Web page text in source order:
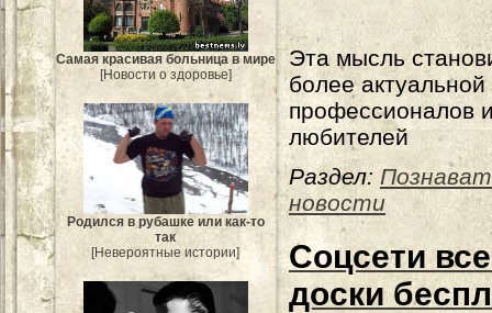
Самая красивая больница в мире
[Новости о здоровье]
Родился в рубашке или как-то
так
[Невероятные истории]
Эта мысль
более
профессионалов
любителей
Раздел:
новости
Соцсети
доски